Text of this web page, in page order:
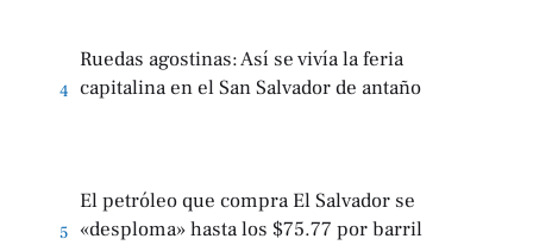
4
Ruedas agostinas: Así se vivía la feria
capitalina en el San Salvador de antaño
5
El petróleo que compra El Salvador se
«desploma» hasta los $75.77 por barril